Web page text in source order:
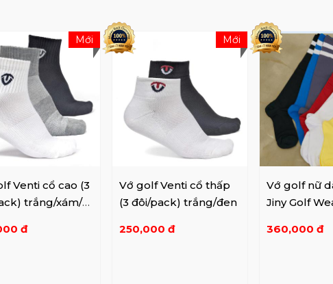
Venti cổ cao (3
trắng/xám/
đ
Mới
Vớ golf Venti cổ thấp
(3 đôi/pack) trắng/đen
250,000 đ
Mới
Vớ golf nữ
Jiny Golf
360,000 đ